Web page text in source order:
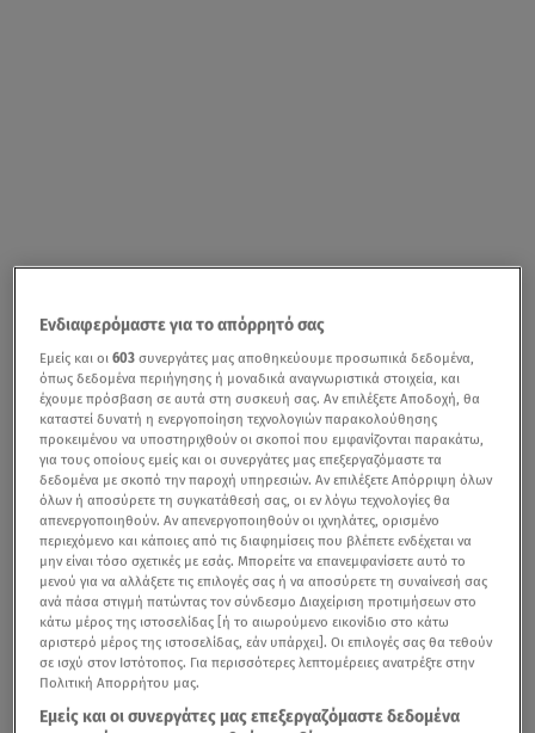
Ενδιαφερόμαστε για το απόρρητό σας
Εμείς και οι603 συνεργάτες μας αποθηκεύουμε προσωπικά δεδομένα,
όπως δεδομένα περιήγησης ή μοναδικά αναγνωριστικά στοιχεία, και
έχουμε πρόσβαση σε αυτά στη συσκευή σας. Αν επιλέξετε Αποδοχή, θα
καταστεί δυνατή η ενεργοποίηση τεχνολογιών παρακολούθησης
προκειμένου να υποστηριχθούν οι σκοποί που εμφανίζονται παρακάτω,
για τους οποίους εμείς και οι συνεργάτες μας επεξεργαζόμαστε τα
δεδομένα με σκοπό την παροχή υπηρεσιών. Αν επιλέξετε Απόρριψη όλων
όλων ή αποσύρετε τη συγκατάθεσή σας, οι εν λόγω τεχνολογίες θα
απενεργοποιηθούν. Αν απενεργοποιηθούν οι ιχνηλάτες, ορισμένο
περιεχόμενο και κάποιες από τις διαφημίσεις που βλέπετε ενδέχεται να
μην είναι τόσο σχετικές με εσάς. Μπορείτε να επανεμφανίσετε αυτό το
μενού για να αλλάξετε τις επιλογές σας ή να αποσύρετε τη συναίνεσή σας
ανά πάσα στιγμή πατώντας τον σύνδεσμο Διαχείριση προτιμήσεων στο
κάτω μέρος της ιστοσελίδας [ή το αιωρούμενο εικονίδιο στο κάτω
αριστερό μέρος της ιστοσελίδας, εάν υπάρχει]. Οι επιλογές σας θα τεθούν
σε ισχύ στον Ιστότοπος. Για περισσότερες λεπτομέρειες ανατρέξτε στην
Πολιτική Απορρήτου μας.
Εμείς και οι συνεργάτες μας επεξεργαζόμαστε δεδομένα